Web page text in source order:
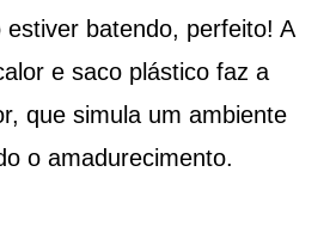
batendo, perfeito! A
e saco plástico faz a
que simula um ambiente
o amadurecimento.